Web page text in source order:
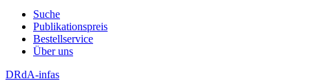
Suche
Publikationspreis
Bestellservice
Über uns
DRdA-infas